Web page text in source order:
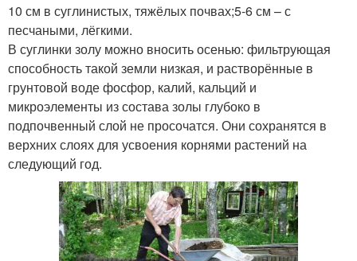
10 см в суглинистых, тяжёлых почвах;5-6 см – с
песчаными, лёгкими.
В суглинки золу можно вносить осенью: фильтрующая
способность такой земли низкая, и растворённые в
грунтовой воде фосфор, калий, кальций и
микроэлементы из состава золы глубоко в
подпочвенный слой не просочатся. Они сохранятся в
верхних слоях для усвоения корнями растений на
следующий год.